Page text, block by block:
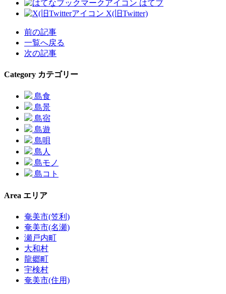
はてブ
X(旧Twitter)
前の記事
一覧へ戻る
次の記事
Category カテゴリー
島食
島景
島宿
島遊
島唄
島人
島モノ
島コト
Area エリア
奄美市(笠利)
奄美市(名瀬)
瀬戸内町
大和村
龍郷町
宇検村
奄美市(住用)